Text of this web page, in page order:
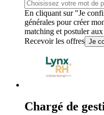
En cliquant sur "Je
générales pour créer
matching et postuler
Recevoir les offres Je
Chargé de